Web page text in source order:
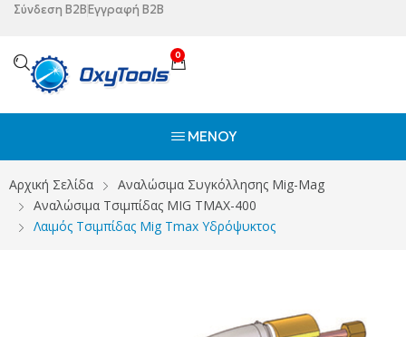
Σύνδεση B2BΕγγραφή B2B
0
ΜΕΝΟΎ
Αρχική Σελίδα
Αναλώσιμα Συγκόλλησης Mig-Mag
Αναλώσιμα Τσιμπίδας MIG TMAX-400
Λαιμός Τσιμπίδας Mig Tmax Υδρόψυκτος